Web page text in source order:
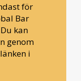
för
Bar
kan
genom
i